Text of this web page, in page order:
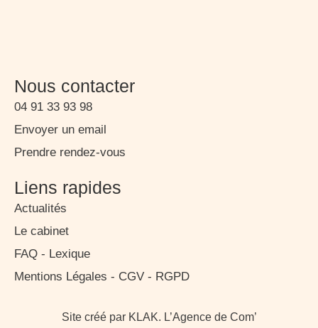
Nous contacter
04 91 33 93 98
Envoyer un email
Prendre rendez-vous
Liens rapides
Actualités
Le cabinet
FAQ - Lexique
Mentions Légales - CGV - RGPD
Site créé par KLAK. L’Agence de Com’